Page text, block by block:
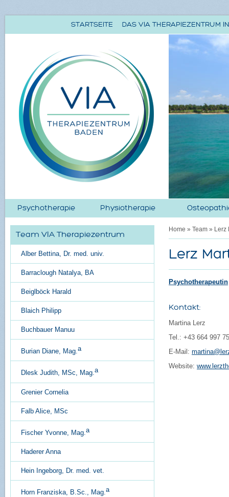
STARTSEITE DAS VIA THERAPIEZENTRUM
Psychotherapie Physiotherapie
Home » Team » Lerz
Lerz
Psychotherapeutin
Kontakt:
Martina Lerz
Tel.: +43 664 997
E-Mail:
Website:
Team VIA Therapiezentrum
Alber Bettina, Dr. med. univ.
Barraclough Natalya, BA
Beiglböck Harald
Blaich Philipp
Buchbauer Manuu
Burian Diane, Mag.a
Dlesk Judith, MSc, Mag.a
Grenier Cornelia
Falb Alice, MSc
Fischer Yvonne, Mag. a
Haderer Anna
Hein Ingeborg, Dr. med. vet.
Horn Franziska, B.Sc., Mag.a